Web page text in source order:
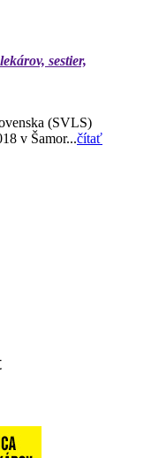
sestier,
(SVLS)
v Šamor...čítať